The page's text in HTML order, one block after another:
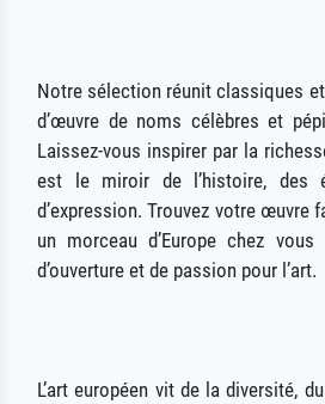
Notre sélection réunit classiques
d’œuvre de noms célèbres et
Laissez-vous inspirer par la
est le miroir de l’histoire, des
d’expression. Trouvez votre œuvre
un morceau d’Europe chez
d’ouverture et de passion pour l’art.
L’art européen vit de la diversité,